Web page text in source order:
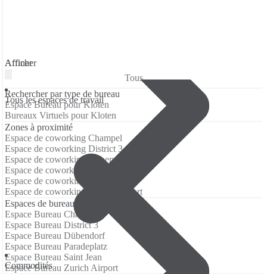
Affiner
Tous les espaces de travail
Commodités
Afficher
Tous
Rechercher par type de bureau
Espace Bureau pour Kloten
Bureaux Virtuels pour Kloten
Zones à proximité
Espace de coworking Champel
Espace de coworking District 3
Espace de coworking Dübendorf
Espace de coworking Paradeplatz
Espace de coworking Saint Jean
Espace de coworking Zurich Airport
Espaces de bureaux à proximité
Espace Bureau Champel
Espace Bureau District 3
Espace Bureau Dübendorf
Espace Bureau Paradeplatz
Espace Bureau Saint Jean
Espace Bureau Zurich Airport